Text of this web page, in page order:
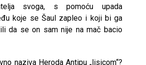
svoga, s pomoću upada
koje se Šaul zapleo i koji bi ga
da se on sam nije na mač bacio
naziva Heroda Antipu „lisicom“?